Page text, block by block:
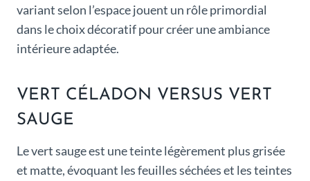
variant selon l’espace jouent un rôle primordial
dans le choix décoratif pour créer une ambiance
intérieure adaptée.
VERT CÉLADON VERSUS VERT
SAUGE
Le vert sauge est une teinte légèrement plus grisée
et matte, évoquant les feuilles séchées et les teintes